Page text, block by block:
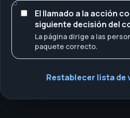
El llamado a la acción
siguiente decisión del
La página dirige a las
paquete correcto.
Restablecer lista